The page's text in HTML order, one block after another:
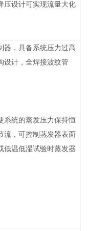
压设计可实现流量大化
器，具备系统压力过高
设计，全焊接波纹管
系统的蒸发压力保持恒
流，可控制蒸发器表面
低温低湿试验时蒸发器